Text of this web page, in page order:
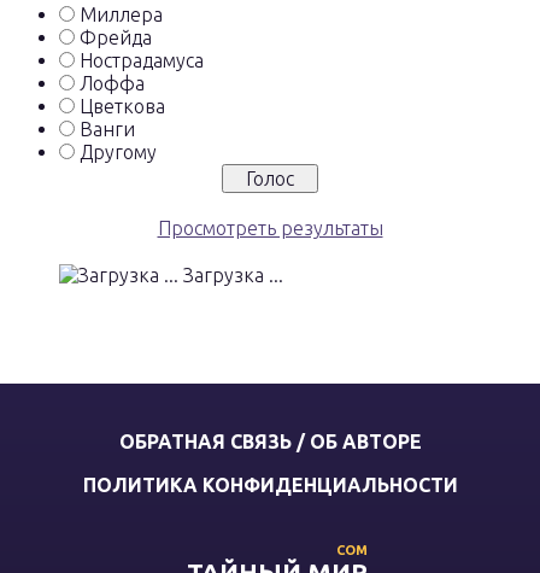
Миллера
Фрейда
Нострадамуса
Лоффа
Цветкова
Ванги
Другому
Просмотреть результаты
Загрузка ...
ОБРАТНАЯ СВЯЗЬ / ОБ АВТОРЕ
ПОЛИТИКА КОНФИДЕНЦИАЛЬНОСТИ
COM